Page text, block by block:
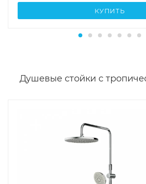
КУПИТЬ
Душевые стойки с